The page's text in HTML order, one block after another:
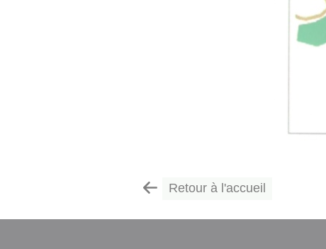
Retour à l'accueil